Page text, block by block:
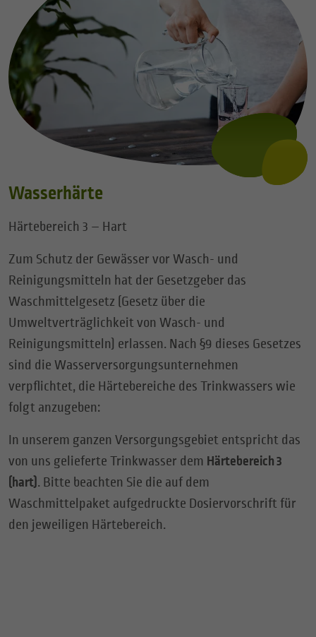
Wasserhärte
Härtebereich 3 – Hart
Zum Schutz der Gewässer vor Wasch- und
Reinigungsmitteln hat der Gesetzgeber das
Waschmittelgesetz (Gesetz über die
Umweltverträglichkeit von Wasch- und
Reinigungsmitteln) erlassen. Nach §9 dieses Gesetzes
sind die Wasserversorgungsunternehmen
verpflichtet, die Härtebereiche des Trinkwassers wie
folgt anzugeben:
In unserem ganzen Versorgungsgebiet entspricht das
von uns gelieferte Trinkwasser dem Härtebereich 3
(hart) . Bitte beachten Sie die auf dem
Waschmittelpaket aufgedruckte Dosiervorschrift für
den jeweiligen Härtebereich.